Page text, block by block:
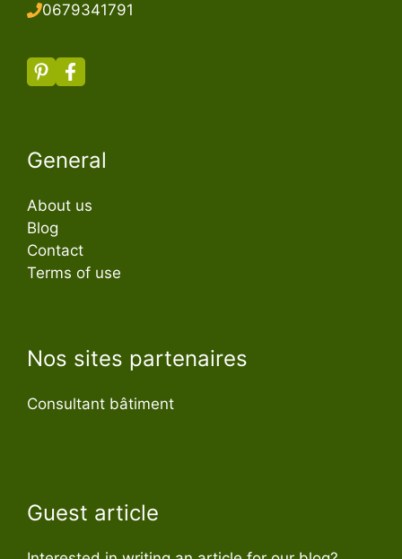
0679341791
General
About us
Blog
Contact
Terms of use
Nos sites partenaires
Consultant bâtiment
Guest article